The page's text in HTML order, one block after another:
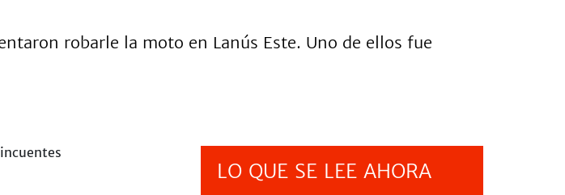
robarle la moto en Lanús Este. Uno de ellos fue
LO QUE SE LEE AHORA